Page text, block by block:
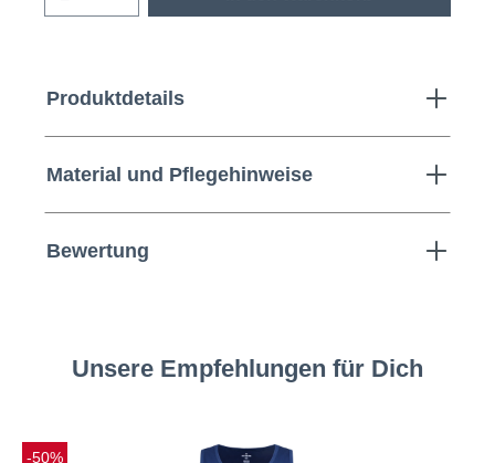
Produktdetails
Material und Pflegehinweise
Bewertung
Unsere Empfehlungen für Dich
-50%